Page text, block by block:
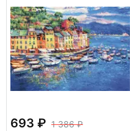
693
1 386